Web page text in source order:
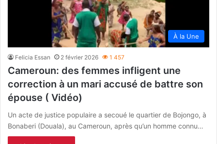
À la Une
Felicia Essan 2 février 2026 1 457
Cameroun: des femmes infligent une
correction à un mari accusé de battre son
épouse ( Vidéo)
Un acte de justice populaire a secoué le quartier de Bojongo, à
Bonaberi (Douala), au Cameroun, après qu’un homme connu…